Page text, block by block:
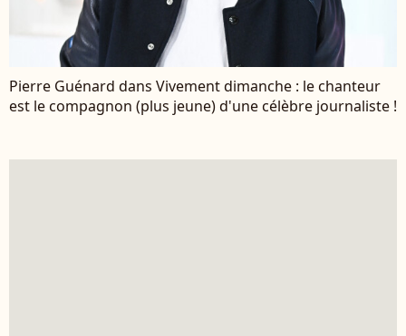
Pierre Guénard dans Vivement dimanche : le chanteur
est le compagnon (plus jeune) d'une célèbre journaliste !